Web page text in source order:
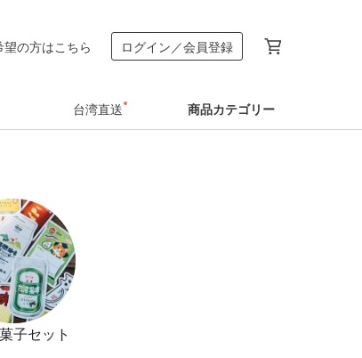
望の方はこちら ログイン／会員登録
台湾直送 商品カテゴリー
子セット